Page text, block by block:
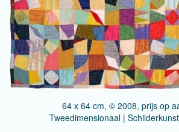
64 x 64 cm, © 2008, prijs op
Tweedimensionaal |